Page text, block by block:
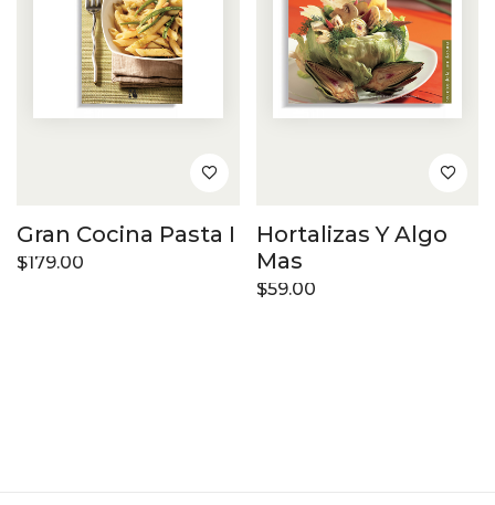
Gran Cocina Pasta I
$179.00
Hortalizas Y Algo
Mas
$59.00